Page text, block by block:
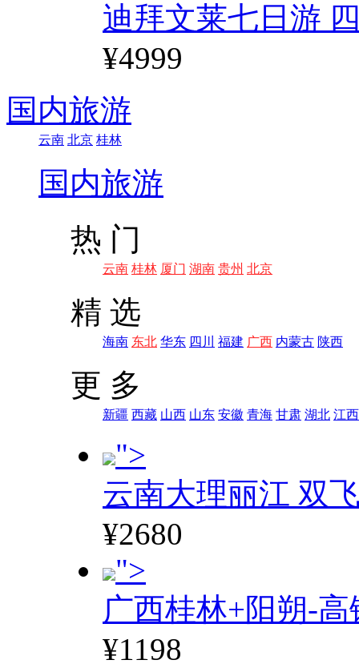
迪拜文莱七日游
¥4999
国内旅游
云南 北京 桂林
国内旅游
热 门
云南 桂林 厦门 湖南 贵州 北京
精 选
海南 东北 华东 四川 福建 广西 内蒙古 陕西
更 多
新疆 西藏 山西 山东 安徽 青海 甘肃 湖北 江西
">
云南大理丽江 双
¥2680
">
广西桂林+阳朔-高
¥1198